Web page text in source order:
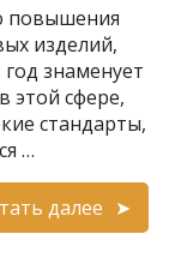
повышения
изделий,
знаменует
этой сфере,
стандарты,
…
далее